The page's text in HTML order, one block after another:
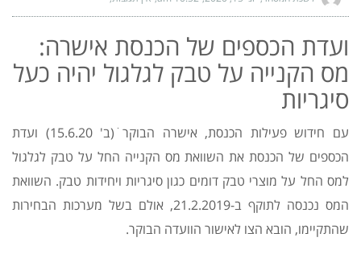
ועדת הכספים של הכנסת אישרה:
מס הקנייה על טבק לגלגול יהיה כעל
סיגריות
עם חידוש פעילות הכנסת, אישרה הבוקר ׁ(ב' 15.6.20) ועדת
הכספים של הכנסת את השוואת מס הקנייה החל על טבק לגלגול
למס החל על מוצרי טבק דומים כגון סיגריות ויחידות טבק. השוואת
המס נכנסה לתוקף ב-21.2.2019, אולם בשל מערכות הבחירות
שהתקיימו, הובא הצו לאישור הוועדה הבוקר.